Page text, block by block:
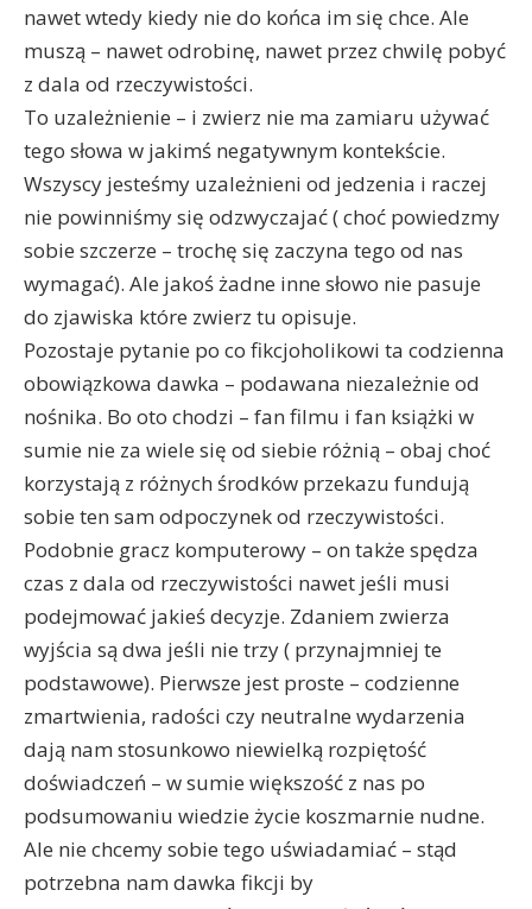
nawet wtedy kiedy nie do końca im się chce. Ale
muszą – nawet odrobinę, nawet przez chwilę pobyć
z dala od rzeczywistości.
To uzależnienie – i zwierz nie ma zamiaru używać
tego słowa w jakimś negatywnym kontekście.
Wszyscy jesteśmy uzależnieni od jedzenia i raczej
nie powinniśmy się odzwyczajać ( choć powiedzmy
sobie szczerze – trochę się zaczyna tego od nas
wymagać). Ale jakoś żadne inne słowo nie pasuje
do zjawiska które zwierz tu opisuje.
Pozostaje pytanie po co fikcjoholikowi ta codzienna
obowiązkowa dawka – podawana niezależnie od
nośnika. Bo oto chodzi – fan filmu i fan książki w
sumie nie za wiele się od siebie różnią – obaj choć
korzystają z różnych środków przekazu fundują
sobie ten sam odpoczynek od rzeczywistości.
Podobnie gracz komputerowy – on także spędza
czas z dala od rzeczywistości nawet jeśli musi
podejmować jakieś decyzje. Zdaniem zwierza
wyjścia są dwa jeśli nie trzy ( przynajmniej te
podstawowe). Pierwsze jest proste – codzienne
zmartwienia, radości czy neutralne wydarzenia
dają nam stosunkowo niewielką rozpiętość
doświadczeń – w sumie większość z nas po
podsumowaniu wiedzie życie koszmarnie nudne.
Ale nie chcemy sobie tego uświadamiać – stąd
potrzebna nam dawka fikcji by